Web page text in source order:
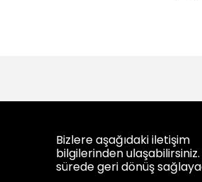
Bizlere aşağıdaki iletişim
bilgilerinden ulaşabilirsiniz.
sürede geri dönüş